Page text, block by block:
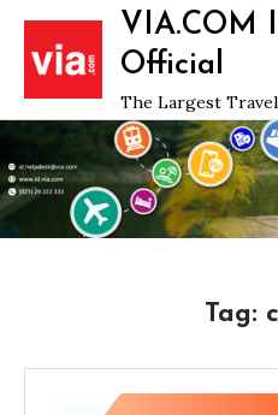
Skip
content
VIA.COM
Official
The Largest
Tag: